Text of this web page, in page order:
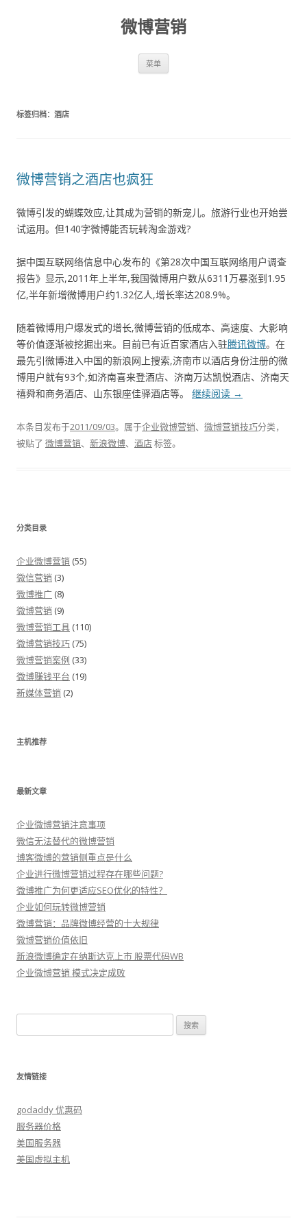
微博营销
菜单
标签归档： 酒店
微博营销之酒店也疯狂
微博引发的蝴蝶效应,让其成为营销的新宠儿。旅游行业也开始尝
试运用。但140字微博能否玩转淘金游戏?
据中国互联网络信息中心发布的《第28次中国互联网络用户调查
报告》显示,2011年上半年,我国微博用户数从6311万暴涨到1.95
亿,半年新增微博用户约1.32亿人,增长率达208.9%。
随着微博用户爆发式的增长,微博营销的低成本、高速度、大影响
等价值逐渐被挖掘出来。目前已有近百家酒店入驻腾讯微博。在
最先引微博进入中国的新浪网上搜索,济南市以酒店身份注册的微
博用户就有93个,如济南喜来登酒店、济南万达凯悦酒店、济南天
禧舜和商务酒店、山东银座佳驿酒店等。 继续阅读 →
本条目发布于2011/09/03。属于企业微博营销、 微博营销技巧分类，
被贴了 微博营销、 新浪微博、 酒店标签。
分类目录
企业微博营销 (55)
微信营销 (3)
微博推广 (8)
微博营销 (9)
微博营销工具 (110)
微博营销技巧 (75)
微博营销案例 (33)
微博赚钱平台 (19)
新媒体营销 (2)
主机推荐
最新文章
企业微博营销注意事项
微信无法替代的微博营销
博客微博的营销侧重点是什么
企业进行微博营销过程存在哪些问题?
微博推广为何更适应SEO优化的特性？
企业如何玩转微博营销
微博营销：品牌微博经营的十大规律
微博营销价值依旧
新浪微博确定在纳斯达克上市 股票代码WB
企业微博营销 模式决定成败
索：
友情链接
godaddy 优惠码
服务器价格
美国服务器
美国虚拟主机